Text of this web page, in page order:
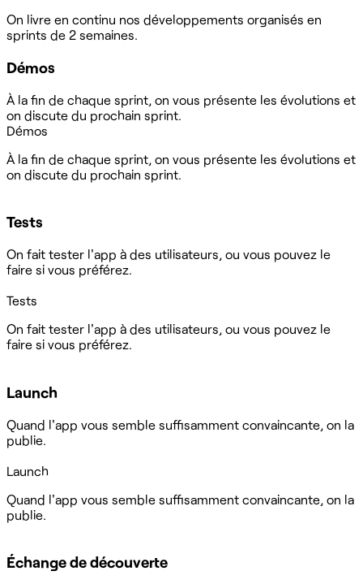
On livre en continu nos développements organisés en
sprints de 2 semaines.
Démos
À la fin de chaque sprint, on vous présente les évolutions et
on discute du prochain sprint.
Démos
À la fin de chaque sprint, on vous présente les évolutions et
on discute du prochain sprint.
Tests
On fait tester l'app à des utilisateurs, ou vous pouvez le
faire si vous préférez.
Tests
On fait tester l'app à des utilisateurs, ou vous pouvez le
faire si vous préférez.
Launch
Quand l'app vous semble suffisamment convaincante, on la
publie.
Launch
Quand l'app vous semble suffisamment convaincante, on la
publie.
Échange de découverte